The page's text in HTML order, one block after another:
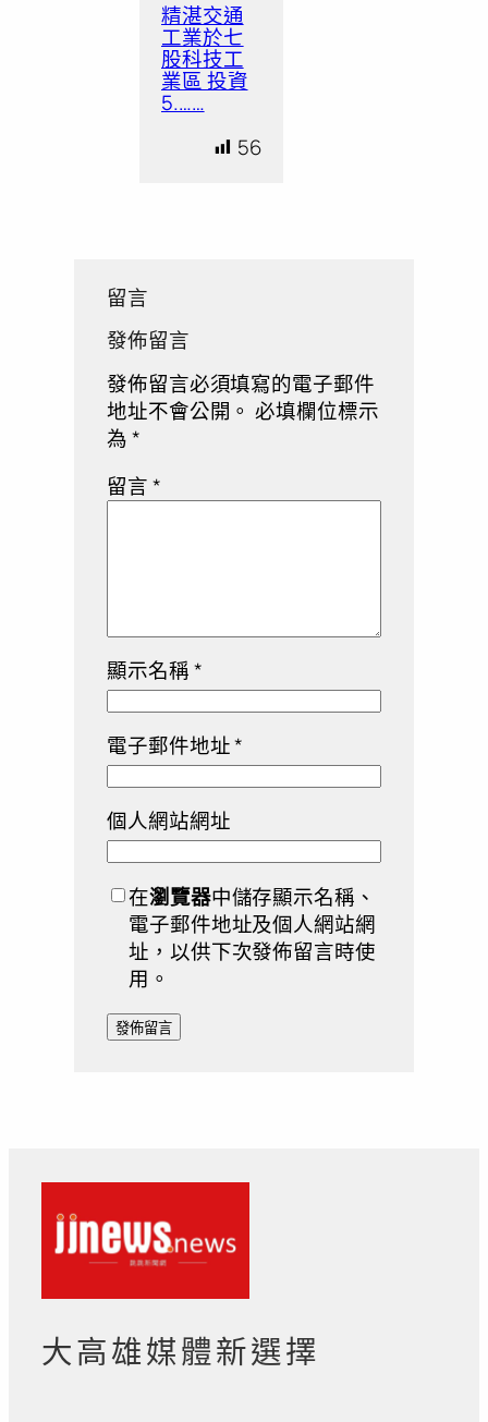
精湛交通
工業於七
股科技工
業區 投資
5.……
56
留言
發佈留言
發佈留言必須填寫的電子郵件
地址不會公開。 必填欄位標示
為*
留言*
顯示名稱*
電子郵件地址*
個人網站網址
在瀏覽器中儲存顯示名稱、
電子郵件地址及個人網站網
址，以供下次發佈留言時使
用。
大高雄媒體新選擇